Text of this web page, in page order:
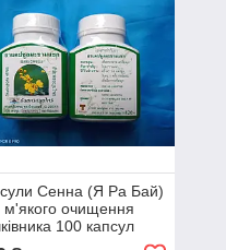
Сенна (Я Ра Бай)
м'якого очищення
100 капсул